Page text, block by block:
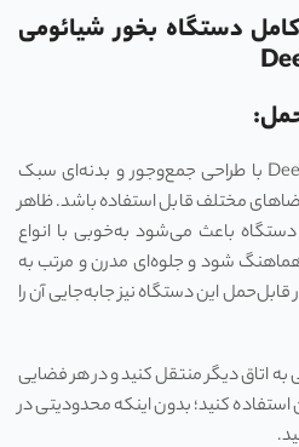
دستگاه بخور شیائومی
Deerma DEM-F600 با طراحی جمع‌وجور و بدنه‌ای سبک
مختلف قابل استفاده باشد. ظاهر
باعث می‌شود به‌خوبی با انواع
شود و جلوه‌ای مدرن و مرتب به
این دستگاه نیز جابه‌جایی آن را
به اتاق دیگر منتقل کنید و در هر فضایی
استفاده کنید؛ بدون اینکه محدودیتی در